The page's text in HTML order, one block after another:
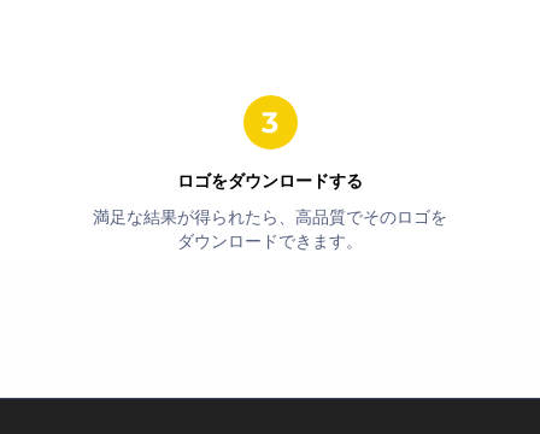
ロゴをダウンロードする
満足な結果が得られたら、高品質でそのロゴを
ダウンロードできます。